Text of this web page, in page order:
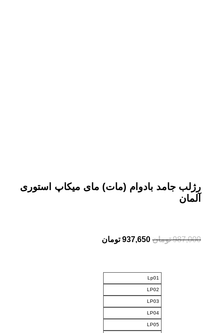
رژلب جامد بادوام (مات) مای میکاپ استوری
آلمان
987,000 تومان 937,650 تومان
Lp01
LP02
LP03
LP04
LP05